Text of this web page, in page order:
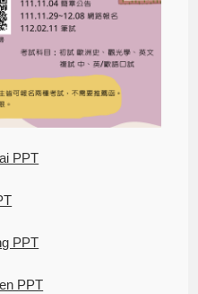
PPT
PPT
PPT